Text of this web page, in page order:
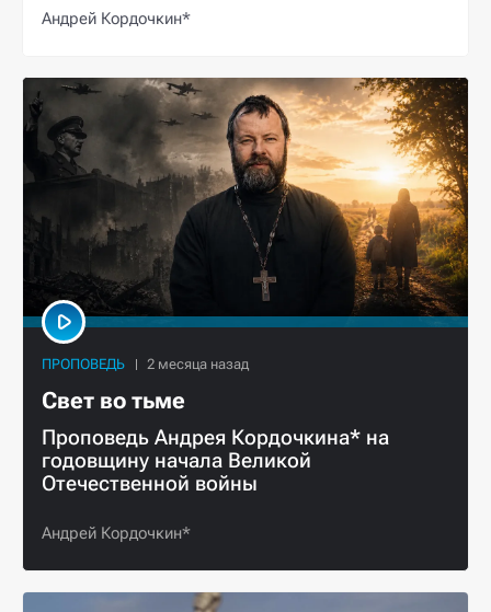
Андрей Кордочкин*
ПРОПОВЕДЬ
Свет во тьме
Проповедь Андрея Кордочкина* на
годовщину начала Великой
Отечественной войны
Андрей Кордочкин*